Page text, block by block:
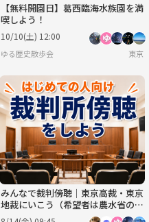
【無料開園日】葛西臨海水族園を満
喫しよう！
10/10(土) 12:00
ゆる歴史散歩会 東京
みんなで裁判傍聴｜東京高裁・東京
地裁にいこう（希望者は農水省の食
堂でランチ会）